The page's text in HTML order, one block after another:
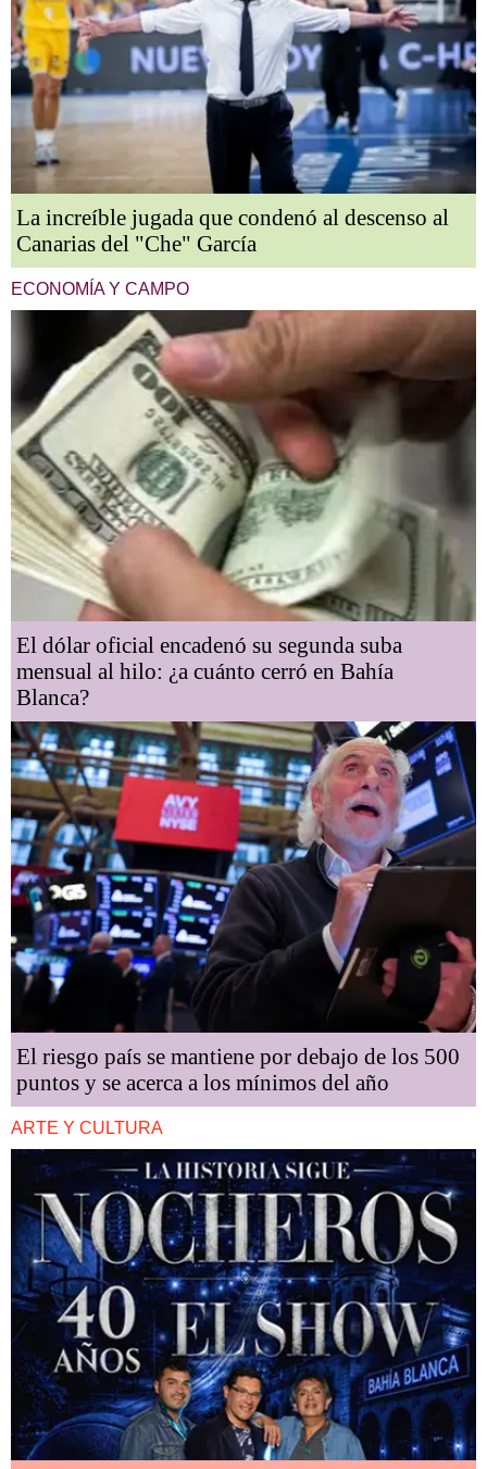
La increíble jugada que condenó al descenso al
Canarias del "Che" García
ECONOMÍA Y CAMPO
El dólar oficial encadenó su segunda suba
mensual al hilo: ¿a cuánto cerró en Bahía
Blanca?
El riesgo país se mantiene por debajo de los 500
puntos y se acerca a los mínimos del año
ARTE Y CULTURA